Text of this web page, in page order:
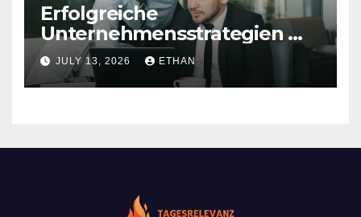
Erfolgreiche
Unternehmensstrategien mit
nachhaltiger Wirkung
JULY 13, 2026 ETHAN